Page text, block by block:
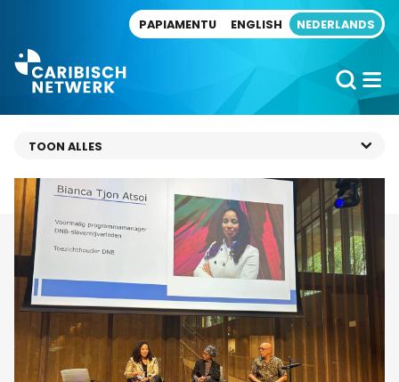
PAPIAMENTU ENGLISH NEDERLANDS